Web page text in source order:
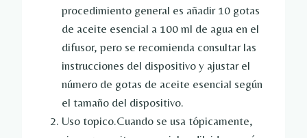
procedimiento general es añadir 10 gotas
de aceite esencial a 100 ml de agua en el
difusor, pero se recomienda consultar las
instrucciones del dispositivo y ajustar el
número de gotas de aceite esencial según
el tamaño del dispositivo.
Uso topico.Cuando se usa tópicamente,